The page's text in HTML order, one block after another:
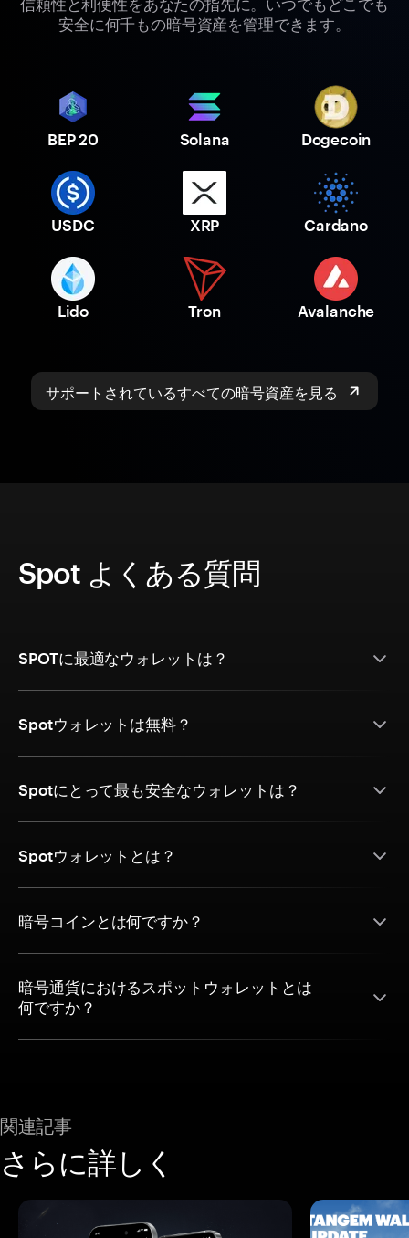
信頼性と利便性をあなたの指先に。いつでもどこでも
安全に何千もの暗号資産を管理できます。
BEP 20 Solana Dogecoin
USDC XRP Cardano
Lido Tron Avalanche
サポートされているすべての暗号資産を見る
Spot よくある質問
SPOTに最適なウォレットは？
Spotウォレットは無料？
Spotにとって最も安全なウォレットは？
Spotウォレットとは？
暗号コインとは何ですか？
暗号通貨におけるスポットウォレットとは
何ですか？
関連記事
さらに詳しく